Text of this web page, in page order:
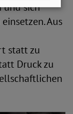
und sich
Aus
statt zu
Druck zu